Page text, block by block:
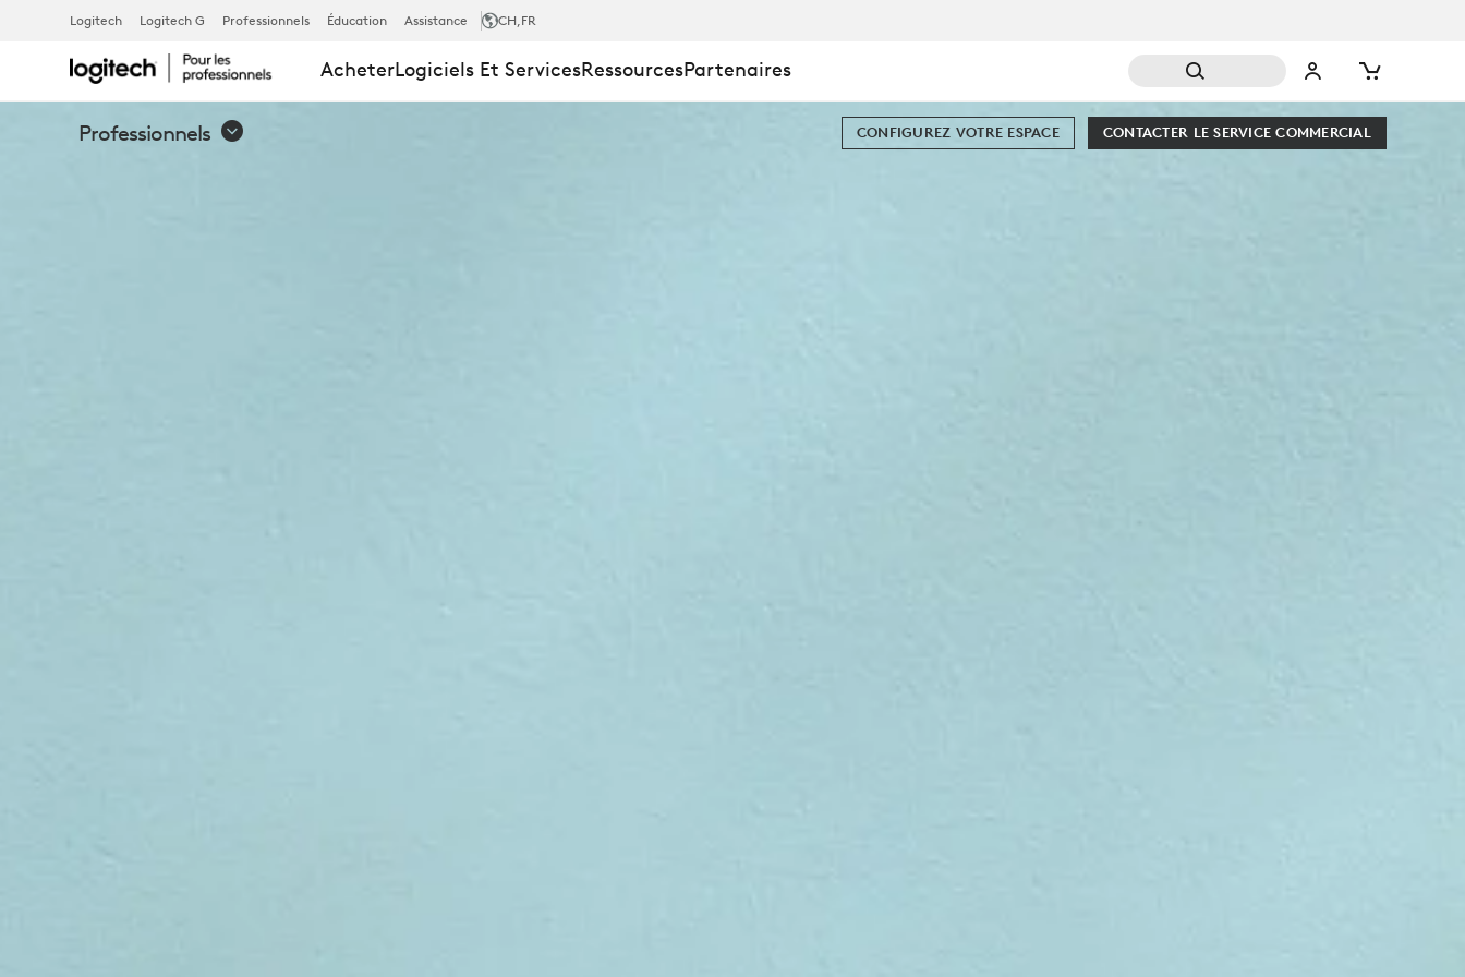
INTRODUCTION
Logitech Logitech G Professionnels Éducation Assistance CH,FR
AcheterLogiciels Et ServicesRessourcesPartenaires
Professionnels CONTACTER LE SERVICE COMMERCIAL
CONFIGUREZ VOTRE ESPACE